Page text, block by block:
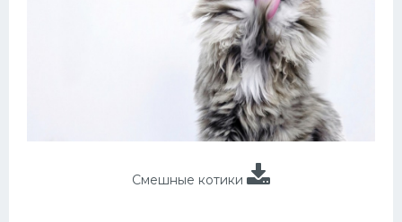
Смешные котики